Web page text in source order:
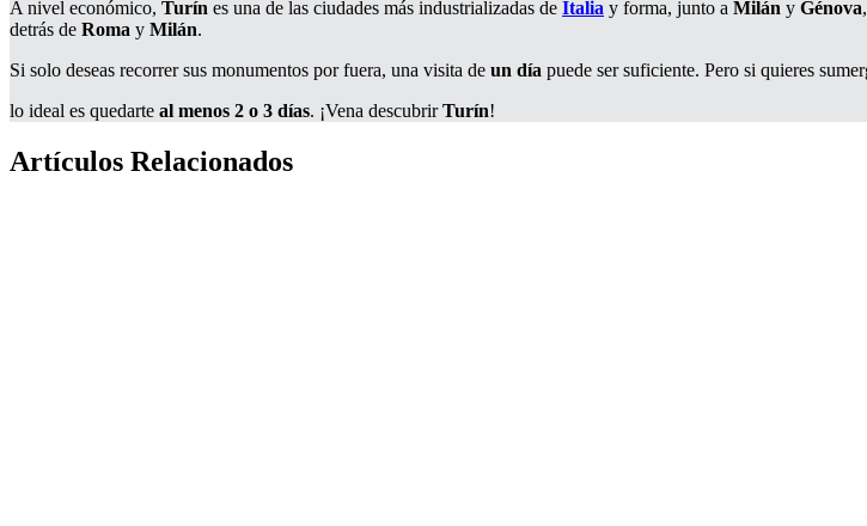
A nivel económico, Turín es una de las ciudades más industrializadas de Italia y forma, junto a Milán y Génova
detrás de Roma y Milán.
Si solo deseas recorrer sus monumentos por fuera, una visita de un día puede ser suficiente. Pero si quieres
lo ideal es quedarte al menos 2 o 3 días. ¡Vena descubrirTurín!
Artículos Relacionados